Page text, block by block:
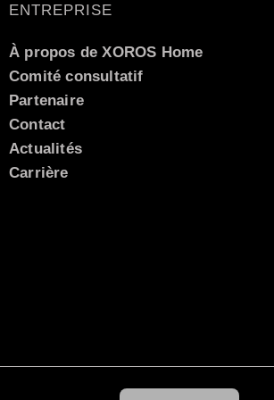
ENTREPRISE
À propos de XOROS Home
Comité consultatif
Partenaire
Contact
Actualités
Carrière